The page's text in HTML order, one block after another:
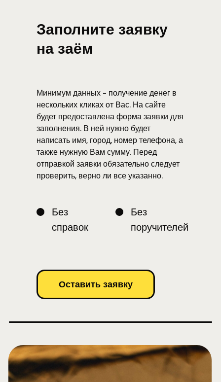
Минимум данных - получение денег в
нескольких кликах от Вас. На сайте
будет предоставлена форма заявки для
заполнения. В ней нужно будет
написать имя, город, номер телефона, а
также нужную Вам сумму. Перед
отправкой заявки обязательно следует
проверить, верно ли все указанно.
Заполните заявку
на заём
Оставить заявку
Без
справок
Без
поручителей